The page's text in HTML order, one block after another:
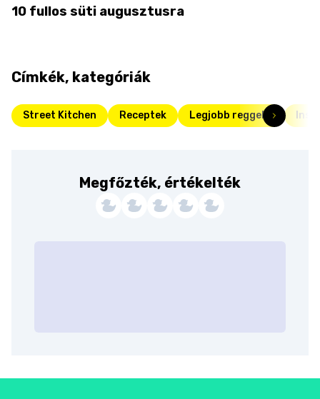
10 fullos süti augusztusra
Címkék, kategóriák
Street Kitchen Receptek Legjobb reggelik
Megfőzték, értékelték